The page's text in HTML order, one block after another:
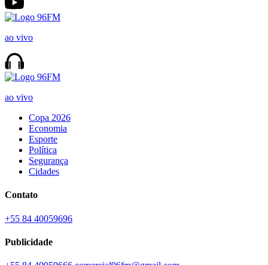
ao vivo
ao vivo
Copa 2026
Economia
Esporte
Política
Segurança
Cidades
Contato
+55 84 40059696
Publicidade